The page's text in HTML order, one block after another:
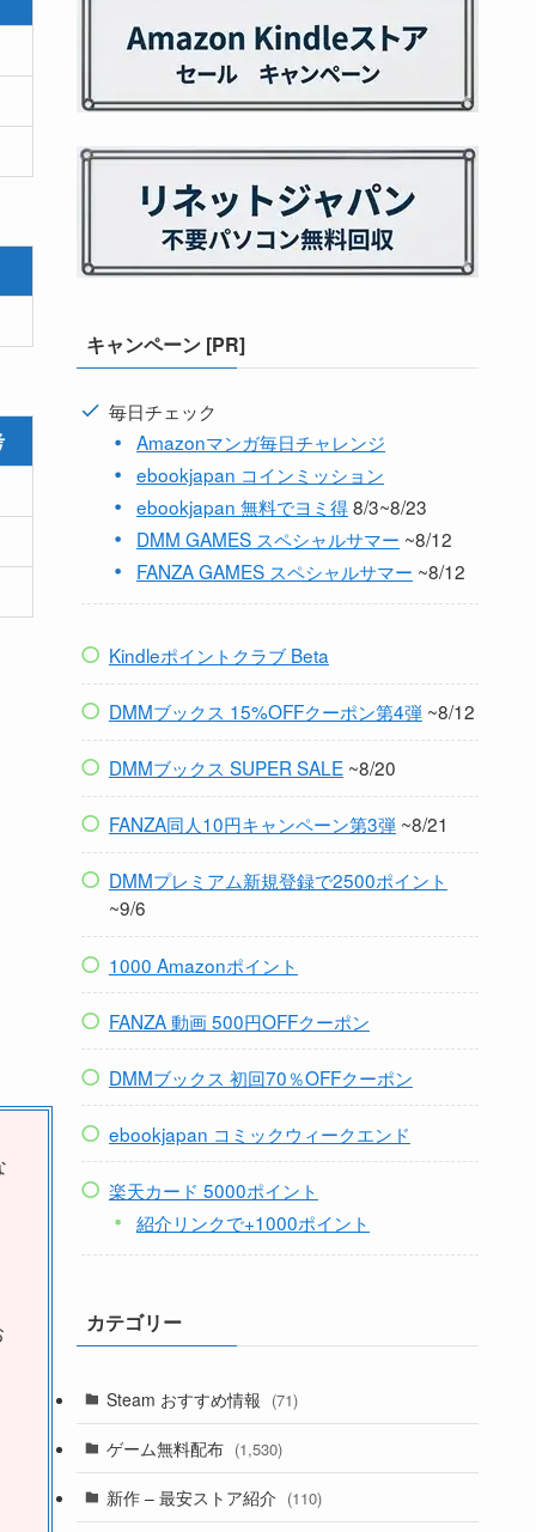
キャンペーン [PR]
毎日チェック
Amazonマンガ毎日チャレンジ
ebookjapan コインミッション
ebookjapan 無料でヨミ得8/3~8/23
DMM GAMES スペシャルサマー ~8/12
FANZA GAMES スペシャルサマー ~8/12
Kindleポイントクラブ Beta
DMMブックス 15%OFFクーポン第4弾~8/12
DMMブックス SUPER SALE~8/20
FANZA同人10円キャンペーン第3弾~8/21
DMMプレミアム新規登録で2500ポイント
~9/6
1000 Amazonポイント
FANZA 動画 500円OFFクーポン
DMMブックス 初回70％OFFクーポン
ebookjapan コミックウィークエンド
楽天カード 5000ポイント
紹介リンクで+1000ポイント
カテゴリー
Steam おすすめ情報 (71)
ゲーム無料配布 (1,530)
新作 – 最安ストア紹介 (110)